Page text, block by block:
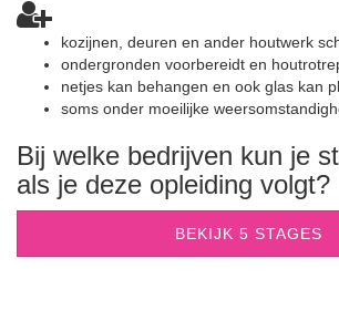
kozijnen, deuren en ander houtwerk
ondergronden voorbereidt en
netjes kan behangen en ook glas kan
soms onder moeilijke
Bij welke bedrijven kun je
als je deze opleiding volgt?
BEKIJK 5 STAGES